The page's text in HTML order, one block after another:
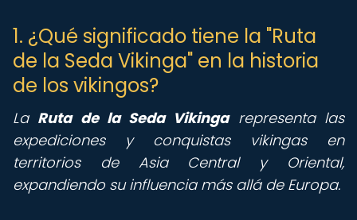
1. ¿Qué significado tiene la "Ruta
de la Seda Vikinga" en la historia
de los vikingos?
La Ruta de la Seda Vikingarepresenta las
expediciones y conquistas vikingas en
territorios de Asia Central y Oriental,
expandiendo su influencia más allá de Europa.